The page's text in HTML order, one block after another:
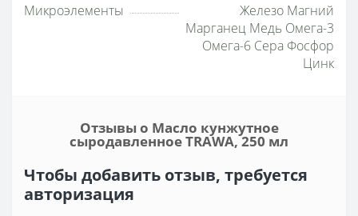
Микроэлементы
Железо Магний
Марганец Медь Омега-3
Омега-6 Сера Фосфор
Цинк
Отзывы о Масло кунжутное
сыродавленное TRAWA, 250 мл
Чтобы добавить отзыв, требуется
авторизация